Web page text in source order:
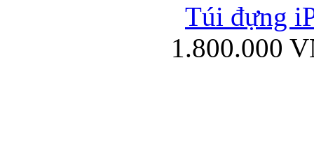
Túi xách da
Túi đựng
1.800.000